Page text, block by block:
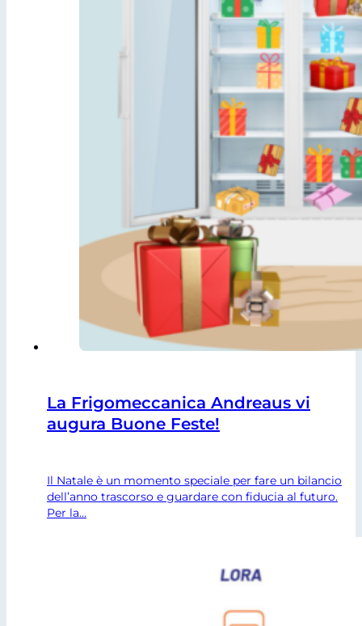
La Frigomeccanica Andreaus vi
augura Buone Feste!
Il Natale è un momento speciale per fare un bilancio
dell’anno trascorso e guardare con fiducia al futuro.
Per la…